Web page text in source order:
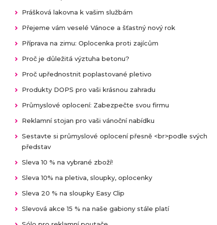
Prášková lakovna k vašim službám
Přejeme vám veselé Vánoce a šťastný nový rok
Příprava na zimu: Oplocenka proti zajícům
Proč je důležitá výztuha betonu?
Proč upřednostnit poplastované pletivo
Produkty DOPS pro vaši krásnou zahradu
Průmyslové oplocení: Zabezpečte svou firmu
Reklamní stojan pro vaši vánoční nabídku
Sestavte si průmyslové oplocení přesně <br>podle svých
představ
Sleva 10 % na vybrané zboží!
Sleva 10% na pletiva, sloupky, oplocenky
Sleva 20 % na sloupky Easy Clip
Slevová akce 15 % na naše gabiony stále platí